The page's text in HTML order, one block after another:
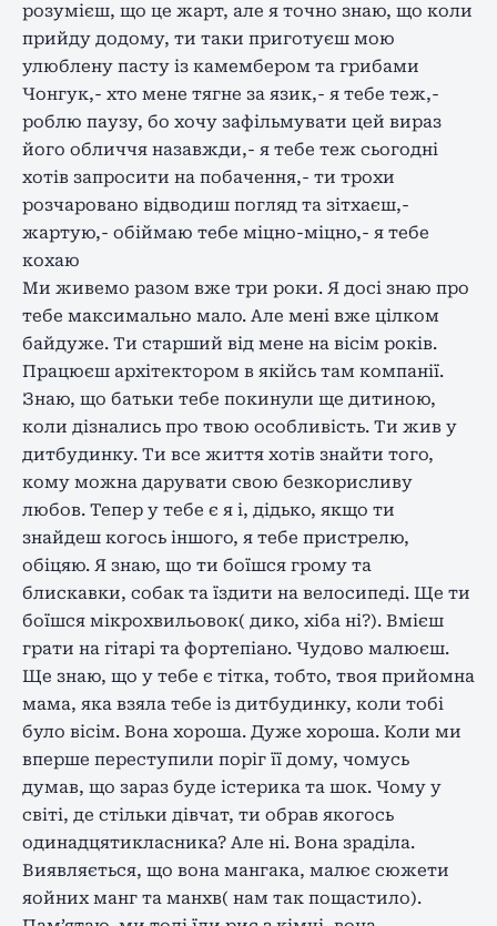
розумієш, що це жарт, але я точно знаю, що коли
прийду додому, ти таки приготуєш мою
улюблену пасту із камембером та грибами
Чонгук,- хто мене тягне за язик,- я тебе теж,-
роблю паузу, бо хочу зафільмувати цей вираз
його обличчя назавжди,- я тебе теж сьогодні
хотів запросити на побачення,- ти трохи
розчаровано відводиш погляд та зітхаєш,-
жартую,- обіймаю тебе міцно-міцно,- я тебе
кохаю
Ми живемо разом вже три роки. Я досі знаю про
тебе максимально мало. Але мені вже цілком
байдуже. Ти старший від мене на вісім років.
Працюєш архітектором в якійсь там компанії.
Знаю, що батьки тебе покинули ще дитиною,
коли дізнались про твою особливість. Ти жив у
дитбудинку. Ти все життя хотів знайти того,
кому можна дарувати свою безкорисливу
любов. Тепер у тебе є я і, дідько, якщо ти
знайдеш когось іншого, я тебе пристрелю,
обіцяю. Я знаю, що ти боїшся грому та
блискавки, собак та їздити на велосипеді. Ще ти
боїшся мікрохвильовок( дико, хіба ні?). Вмієш
грати на гітарі та фортепіано. Чудово малюєш.
Ще знаю, що у тебе є тітка, тобто, твоя прийомна
мама, яка взяла тебе із дитбудинку, коли тобі
було вісім. Вона хороша. Дуже хороша. Коли ми
вперше переступили поріг її дому, чомусь
думав, що зараз буде істерика та шок. Чому у
світі, де стільки дівчат, ти обрав якогось
одинадцятикласника? Але ні. Вона зраділа.
Виявляється, що вона мангака, малює сюжети
яойних манг та манхв( нам так пощастило).